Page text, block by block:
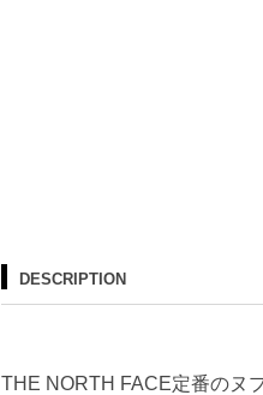
DESCRIPTION
THE NORTH FACE定番のヌ